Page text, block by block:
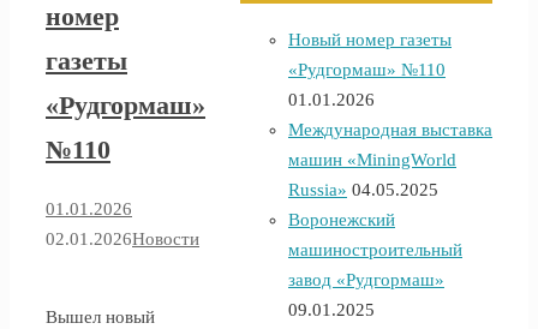
номер
газеты
«Рудгормаш»
№110
01.01.2026
02.01.2026Новости
Вышел новый
Новый номер газеты
«Рудгормаш» №110
01.01.2026
Международная выставка
машин «MiningWorld
Russia» 04.05.2025
Воронежский
машиностроительный
завод «Рудгормаш»
09.01.2025